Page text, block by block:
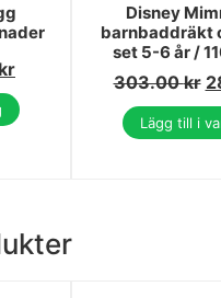
kr
Disney
barnbaddräkt
set 5-6 år /
303.00kr
Lägg till i